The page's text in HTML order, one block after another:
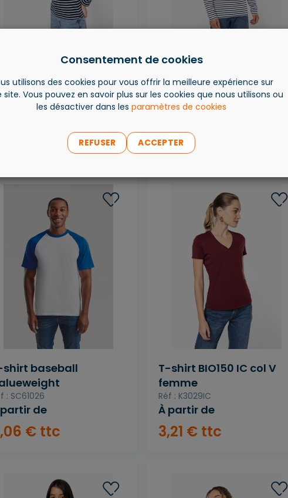
manches
femme
: K386
Marinière manches
longues homme
Réf : K366
16,09€
baseball
: SC61026
de
,06 € ttc
T-shirt BIO150 IC col V
femme
Réf : K3029IC
À partir de
3,21 € ttc
Consentement de cookies
utilisons des cookies pour vous offrir la meilleure expérience sur
site. Vous pouvez en savoir plus sur les cookies que nous utilisons ou
les désactiver dans les paramètres de cookies
REFUSER ACCEPTER